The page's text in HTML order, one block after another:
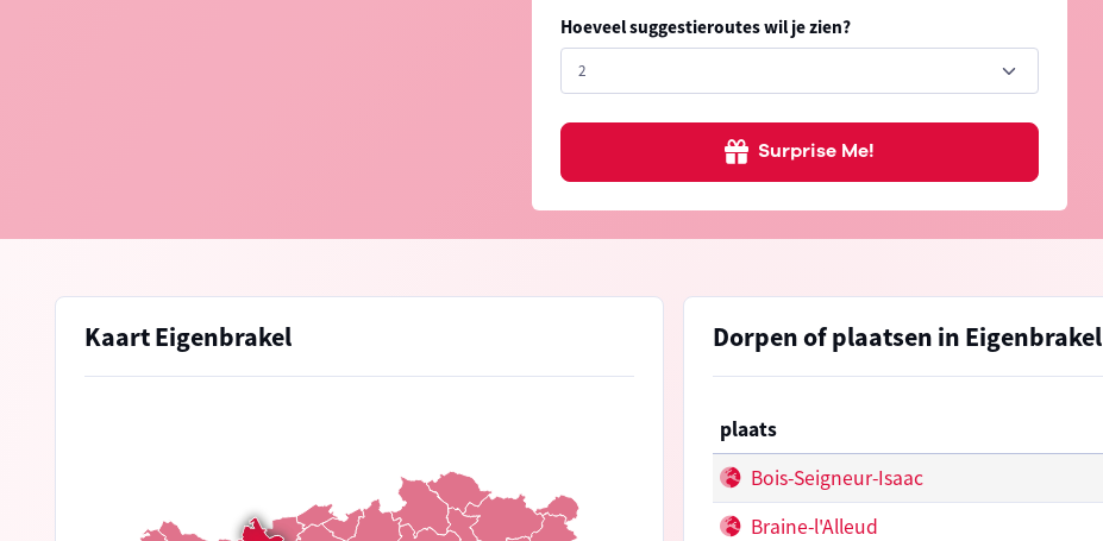
Hoeveel suggestieroutes wil je zien?
Surprise Me!
Kaart Eigenbrakel Dorpen of plaatsen in Eigenbrakel
plaats
Bois-Seigneur-Isaac
Braine-l'Alleud